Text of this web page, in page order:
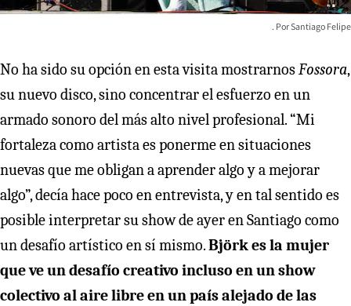
Santiago Felipe
No ha sido su opción en esta visita mostrarnosFossora,
su nuevo disco, sino concentrar el esfuerzo en un
armado sonoro del más alto nivel profesional. “Mi
fortaleza como artista es ponerme en situaciones
nuevas que me obligan a aprender algo y a mejorar
algo”, decía hace poco en entrevista, y en tal sentido es
posible interpretar su show de ayer en Santiago como
un desafío artístico en sí mismo.Björk es la mujer
que ve un desafío creativo incluso en un show
colectivo al aire libre en un país alejado de las